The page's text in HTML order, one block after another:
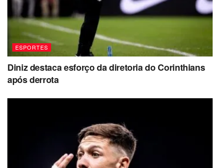
ESPORTES
Diniz destaca esforço da diretoria do Corinthians
após derrota